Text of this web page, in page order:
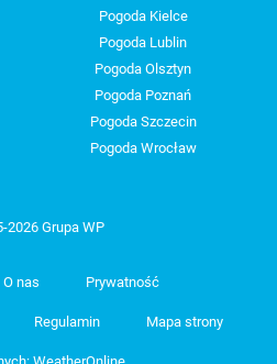
Pogoda Kielce
Pogoda Lublin
Pogoda Olsztyn
Pogoda Poznań
Pogoda Szczecin
Pogoda Wrocław
2026 Grupa WP
O nas Prywatność
Regulamin Mapa strony